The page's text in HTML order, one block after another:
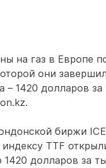
на газ в Европе
они
– 1420 долларов за
биржи
TTF
1420 долларов за